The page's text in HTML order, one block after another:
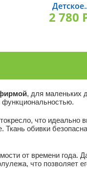
2 780
, для маленьких
функциональностью.
что идеально
обивки
от времени года.
что позволяет